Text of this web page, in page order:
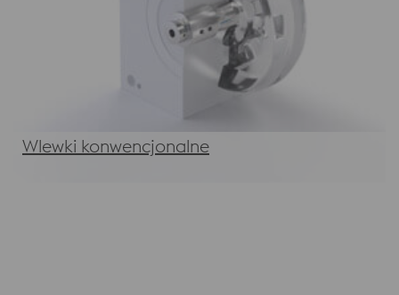
Wlewki konwencjonalne